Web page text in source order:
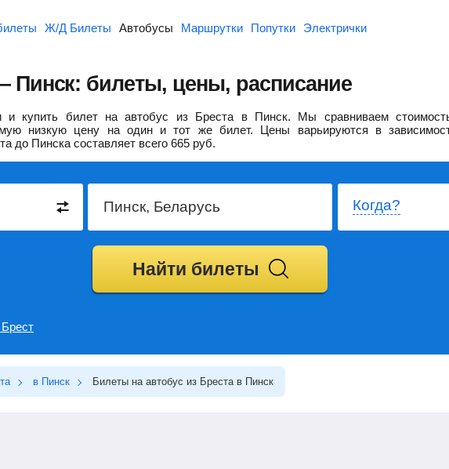
Ж/Д Билеты Автобусы Маршрутки Попутки Электрички
Пинск: билеты, цены, расписание
и купить билет на автобус из Бреста в Пинск.
Мы сравниваем
низкую цену на один и тот же билет. Цены варьируются в
до Пинска составляет всего 665 руб.
Когда?
Найти билеты
в Пинск Билеты на автобус из Бреста в Пинск